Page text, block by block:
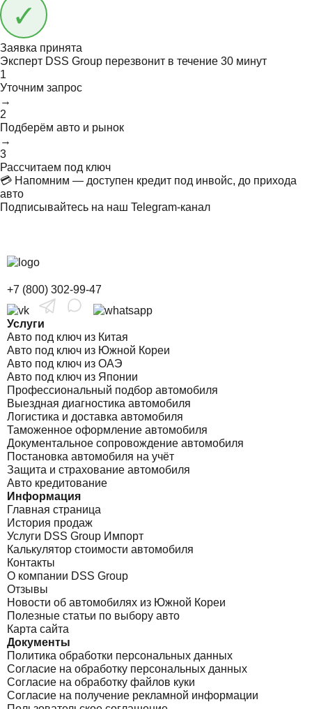
Заявка принята
Эксперт DSS Group перезвонит в течение 30 минут
1
Уточним запрос
→
2
Подберём авто и рынок
→
3
Рассчитаем под ключ
💳 Напомним — доступен кредит под инвойс, до прихода
авто
Подписывайтесь на наш Telegram-канал
+7 (800) 302-99-47
Услуги
Авто под ключ из Китая
Авто под ключ из Южной Кореи
Авто под ключ из ОАЭ
Авто под ключ из Японии
Профессиональный подбор автомобиля
Выездная диагностика автомобиля
Логистика и доставка автомобиля
Таможенное оформление автомобиля
Документальное сопровождение автомобиля
Постановка автомобиля на учёт
Защита и страхование автомобиля
Авто кредитование
Информация
Главная страница
История продаж
Услуги DSS Group Импорт
Калькулятор стоимости автомобиля
Контакты
О компании DSS Group
Отзывы
Новости об автомобилях из Южной Кореи
Полезные статьи по выбору авто
Карта сайта
Документы
Политика обработки персональных данных
Согласие на обработку персональных данных
Согласие на обработку файлов куки
Согласие на получение рекламной информации